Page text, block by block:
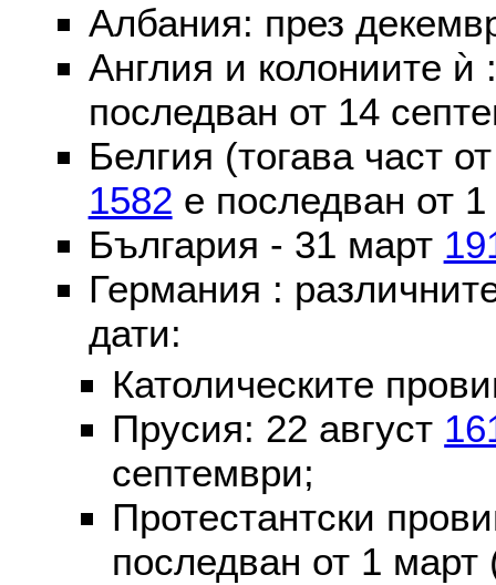
Албания: през
Англия и колониите
последван от 14
Белгия (тогава част
1582 е последван от
България - 31 март
Германия :
дати:
Католическите
Прусия: 22 август
септември;
Протестантски
последван от 1 март